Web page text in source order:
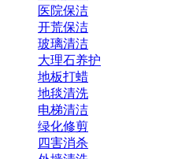
医院保洁
开荒保洁
玻璃清洁
大理石养护
地板打蜡
地毯清洗
电梯清洁
绿化修剪
四害消杀